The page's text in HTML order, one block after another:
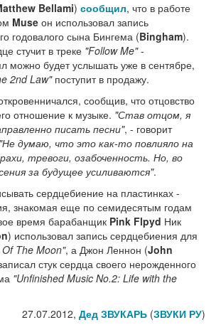
Bellami) сообщил, что в работе
Muse он использовал запись
годовалого сына Бингема (Bingham).
стучит в треке "Follow Me"-
можно будет услышать уже в сентябре,
2nd Law"поступит в продажу.
сообщив, что отцовство
отношение к музыке. "Став отцом, я
писать песни", - говорит
"Не думаю, что это как-то повлияло на
тревоги, озабоченность. Но, во
за будущее усиливаются".
сердцебиение на пластинках -
знакомая еще по семидесятым годам
время барабанщик Pink Flpyd Ник
) использовал запись сердцебиения для
The Moon", а Джон Леннон (John
стук сердца своего нерожденного
"Unfinished Music No.2: Life with the
27.07.2012, Дед ЗВУКАРЬ (ЗВУКИ РУ)